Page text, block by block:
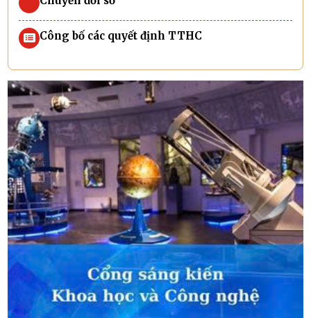
Công bố các quyết định TTHC